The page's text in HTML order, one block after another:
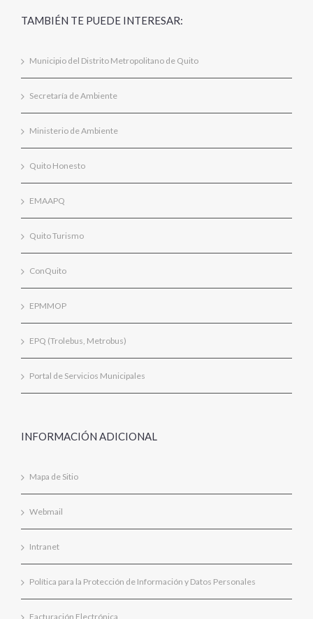
TAMBIÉN TE PUEDE INTERESAR:
Municipio del Distrito Metropolitano de Quito
Secretaría de Ambiente
Ministerio de Ambiente
Quito Honesto
EMAAPQ
Quito Turismo
ConQuito
EPMMOP
EPQ (Trolebus, Metrobus)
Portal de Servicios Municipales
INFORMACIÓN ADICIONAL
Mapa de Sitio
Webmail
Intranet
Política para la Protección de Información y Datos Personales
Facturación Electrónica